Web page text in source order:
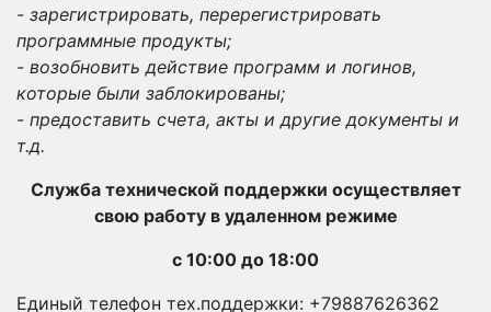
- зарегистрировать, перерегистрировать
программные продукты;
- возобновить действие программ и логинов,
которые были заблокированы;
- предоставить счета, акты и другие документы и
т.д.
Служба технической поддержки осуществляет
свою работу в удаленном режиме
с 10:00 до 18:00
Единый телефон тех.поддержки: +79887626362